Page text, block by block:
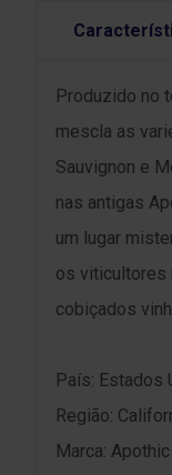
Produzido no
mescla as
Sauvignon e
nas antigas
um lugar
os viticultores
cobiçados
País: Estados
Região:
Marca: Apothic